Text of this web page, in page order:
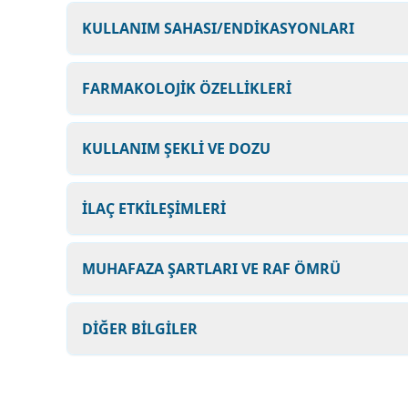
KULLANIM SAHASI/ENDİKASYONLARI
FARMAKOLOJİK ÖZELLİKLERİ
KULLANIM ŞEKLİ VE DOZU
İLAÇ ETKİLEŞİMLERİ
MUHAFAZA ŞARTLARI VE RAF ÖMRÜ
DİĞER BİLGİLER